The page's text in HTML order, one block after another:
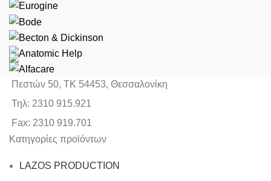
Πεστών 50, ΤΚ 54453, Θεσσαλονίκη
Τηλ: 2310 915.921
Fax: 2310 919.701
Κατηγορίες προϊόντων
LAZOS PRODUCTION